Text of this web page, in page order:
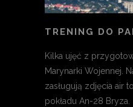
TRENING DO
Kilka ujęć z
Marynarki Wojennej.
zasługują zdjęcia air
pokładu An-28 Bryza.